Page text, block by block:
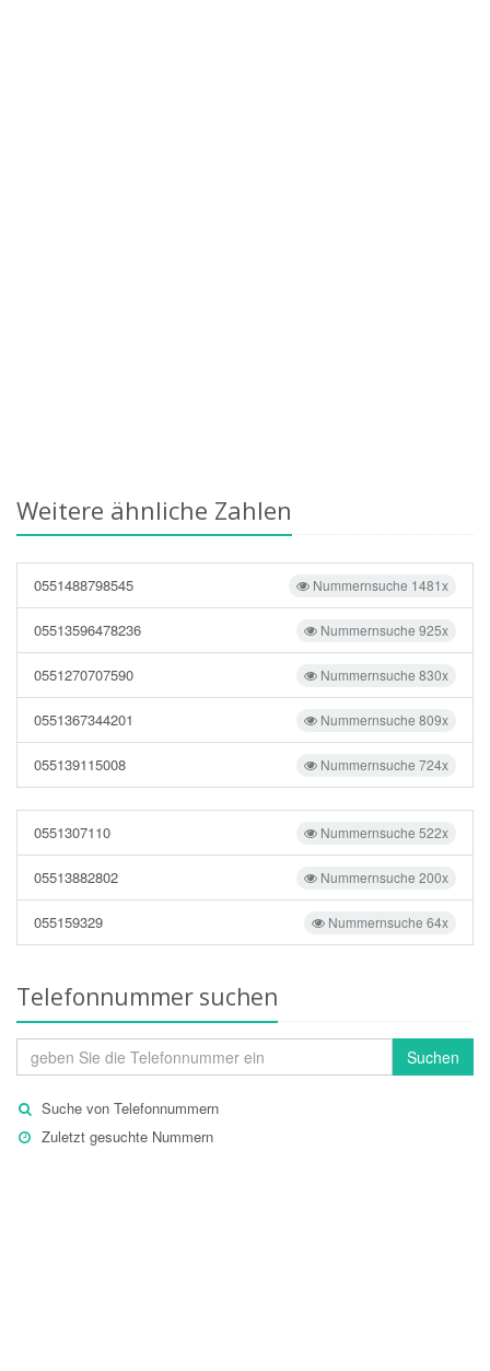
Weitere ähnliche Zahlen
Nummernsuche 1481x
0551488798545
Nummernsuche 925x
05513596478236
Nummernsuche 830x
0551270707590
Nummernsuche 809x
0551367344201
Nummernsuche 724x
055139115008
Nummernsuche 522x
0551307110
Nummernsuche 200x
05513882802
Nummernsuche 64x
055159329
Telefonnummer suchen
Suchen
Suche von Telefonnummern
Zuletzt gesuchte Nummern